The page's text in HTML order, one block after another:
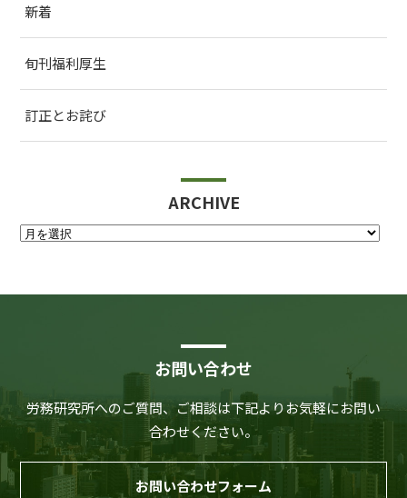
新着
旬刊福利厚生
訂正とお詫び
ARCHIVE
お問い合わせ
労務研究所へのご質問、ご相談は下記よりお気軽にお問い
合わせください。
お問い合わせフォーム